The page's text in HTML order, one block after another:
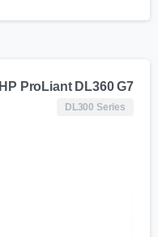
HP ProLiant DL360 G7
DL300 Series